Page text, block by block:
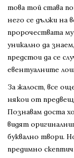
това той става
него се дължи на
пророчествата
уникално да
предстои да се
евентуалните
За жалост, все
някои от
Познавам доста
видят
буквално твори.
предимно